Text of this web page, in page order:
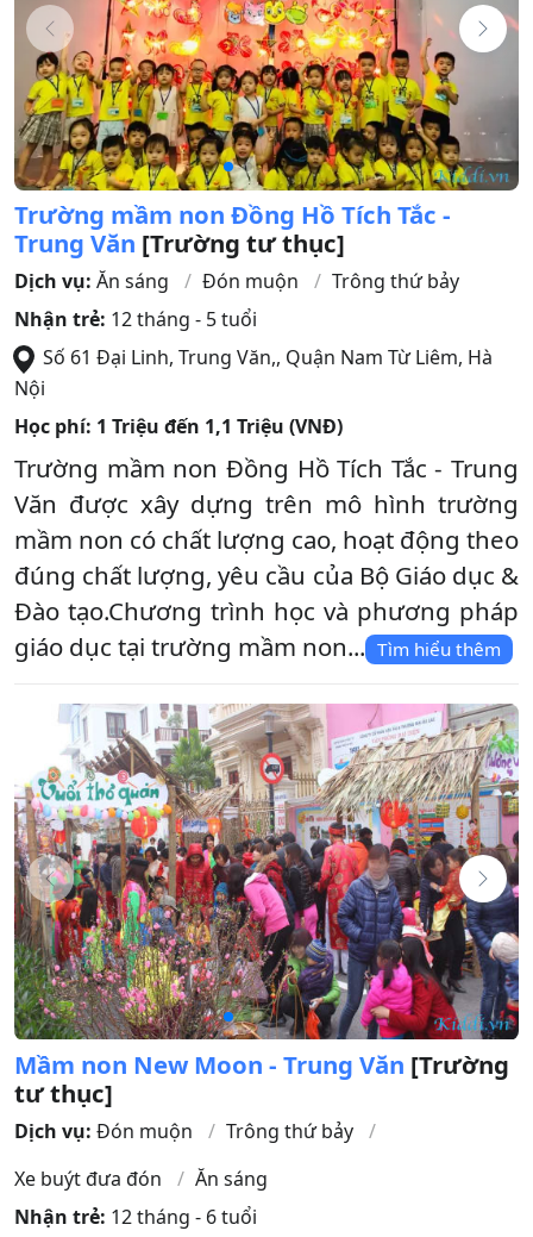
Trường mầm non Đồng Hồ Tích Tắc -
Trung Văn [Trường tư thục]
Dịch vụ: Ăn sáng Đón muộn
Trông thứ bảy
Nhận trẻ: 12 tháng - 5 tuổi
Số 61 Đại Linh, Trung Văn,, Quận Nam Từ Liêm, Hà
Nội
Học phí: 1 Triệu đến 1,1 Triệu (VNĐ)
Trường mầm non Đồng Hồ Tích Tắc - Trung
Văn được xây dựng trên mô hình trường
mầm non có chất lượng cao, hoạt động theo
đúng chất lượng, yêu cầu của Bộ Giáo dục &
Đào tạo.Chương trình học và phương pháp
giáo dục tại trường mầm non... Tìm hiểu thêm
Mầm non New Moon - Trung Văn [Trường
tư thục]
Dịch vụ: Đón muộn
Trông thứ bảy
Xe buýt đưa đón
Ăn sáng
Nhận trẻ: 12 tháng - 6 tuổi